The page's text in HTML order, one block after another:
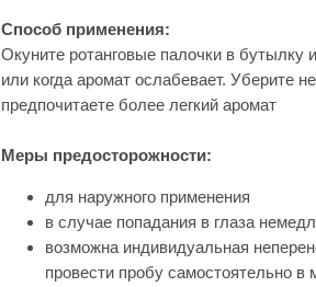
Способ применения:
Окуните ротанговые палочки в бутылку
или когда аромат ослабевает. Уберите
предпочитаете более легкий аромат
Меры предосторожности:
для наружного применения
в случае попадания в глаза
возможна индивидуальная
провести пробу самостоятельно в